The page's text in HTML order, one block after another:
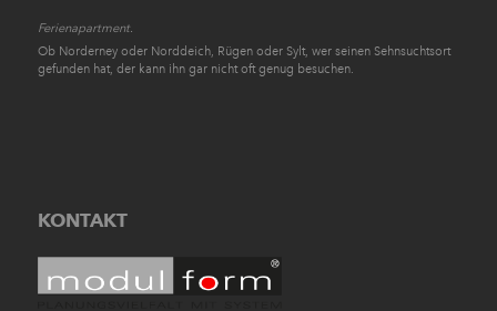
Ferienapartment.
Ob Norderney oder Norddeich, Rügen oder Sylt, wer seinen Sehnsuchtsort
gefunden hat, der kann ihn gar nicht oft genug besuchen.
KONTAKT